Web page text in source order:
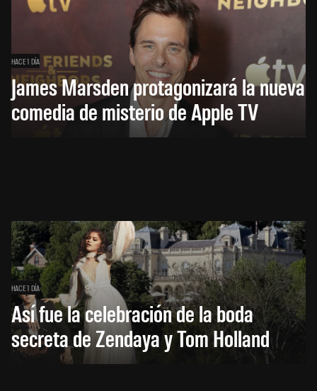
HACE 1 DÍA
James Marsden protagonizará la nueva
comedia de misterio de Apple TV
HACE 1 DÍA
Así fue la celebración de la boda
secreta de Zendaya y Tom Holland